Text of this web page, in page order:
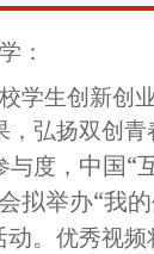
：
学生创新创
，弘扬双创青
度， 中国“
拟举办“我
。
优秀视频